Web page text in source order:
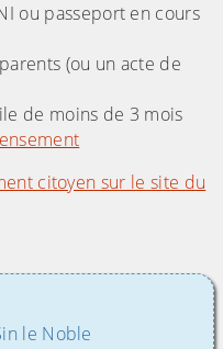
ou passeport en cours
(ou un acte de
de moins de 3 mois
citoyen sur le site du
le Noble